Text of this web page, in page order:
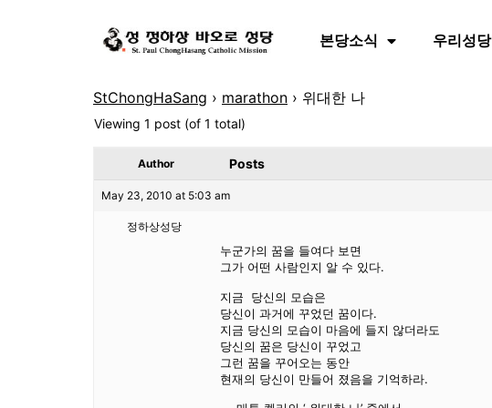
본당소식 우리성당
StChongHaSang › marathon › 위대한 나
Viewing 1 post (of 1 total)
Author Posts
May 23, 2010 at 5:03 am
정하상성당
누군가의 꿈을 들여다 보면
그가 어떤 사람인지 알 수 있다.
지금 당신의 모습은
당신이 과거에 꾸었던 꿈이다.
지금 당신의 모습이 마음에 들지 않더라도
당신의 꿈은 당신이 꾸었고
그런 꿈을 꾸어오는 동안
현재의 당신이 만들어 졌음을 기억하라.